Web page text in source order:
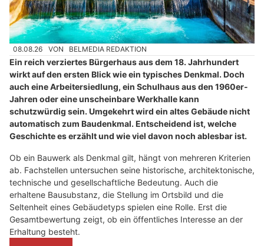
08.08.26 VON BELMEDIA REDAKTION
Ein reich verziertes Bürgerhaus aus dem 18. Jahrhundert
wirkt auf den ersten Blick wie ein typisches Denkmal. Doch
auch eine Arbeitersiedlung, ein Schulhaus aus den 1960er-
Jahren oder eine unscheinbare Werkhalle kann
schutzwürdig sein. Umgekehrt wird ein altes Gebäude nicht
automatisch zum Baudenkmal. Entscheidend ist, welche
Geschichte es erzählt und wie viel davon noch ablesbar ist.
Ob ein Bauwerk als Denkmal gilt, hängt von mehreren Kriterien
ab. Fachstellen untersuchen seine historische, architektonische,
technische und gesellschaftliche Bedeutung. Auch die
erhaltene Bausubstanz, die Stellung im Ortsbild und die
Seltenheit eines Gebäudetyps spielen eine Rolle. Erst die
Gesamtbewertung zeigt, ob ein öffentliches Interesse an der
Erhaltung besteht.